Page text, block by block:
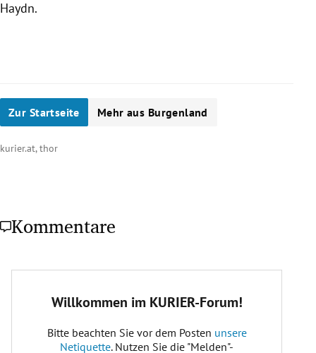
Haydn.
Zur Startseite Mehr aus Burgenland
kurier.at, thor
Kommentare